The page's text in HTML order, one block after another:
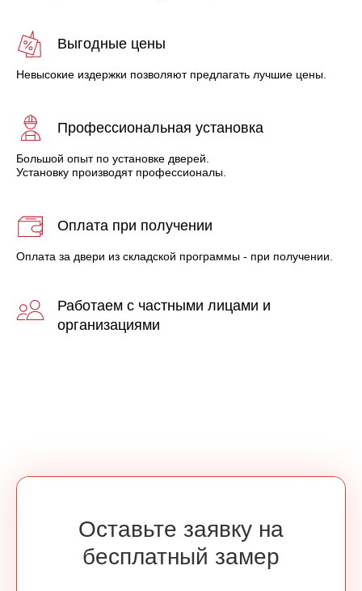
Выгодные цены
Невысокие издержки позволяют предлагать лучшие цены.
Профессиональная установка
Большой опыт по установке дверей.
Установку производят профессионалы.
Оплата при получении
Оплата за двери из складской программы - при получении.
Работаем с частными лицами и
организациями
Оставьте заявку на
бесплатный замер